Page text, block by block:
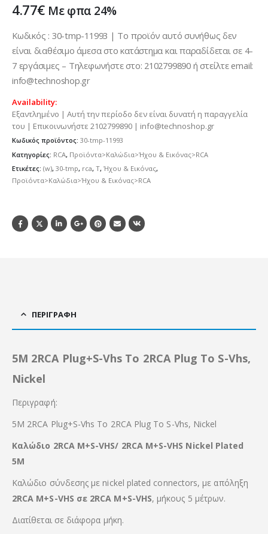
4.77€ Με φπα 24%
Κωδικός : 30-tmp-11993 | Το προϊόν αυτό συνήθως δεν
είναι διαθέσιμο άμεσα στο κατάστημα και παραδίδεται σε 4-
7 εργάσιμες – Τηλεφωνήστε στο: 2102799890 ή στείλτε email:
info@technoshop.gr
Availability:
Εξαντλημένο | Αυτή την περίοδο δεν είναι δυνατή η παραγγελία
του | Επικοινωνήστε 2102799890 | info@technoshop.gr
Κωδικός προϊόντος: 30-tmp-11993
Κατηγορίες: RCA, Προϊόντα>Καλώδια>Ήχου & Εικόνας>RCA
Ετικέτες: (w), 30-tmp, rca, T, Ήχου & Εικόνας,
Προϊόντα>Καλώδια>Ήχου & Εικόνας>RCA
ΠΕΡΙΓΡΑΦΉ
5M 2RCA Plug+S-Vhs To 2RCA Plug To S-Vhs,
Nickel
Περιγραφή:
5M 2RCA Plug+S-Vhs To 2RCA Plug To S-Vhs, Nickel
Καλώδιο 2RCA M+S-VHS/ 2RCA M+S-VHS Nickel Plated
5Μ
Καλώδιο σύνδεσης με nickel plated connectors, με απόληξη
2RCA M+S-VHS σε 2RCA M+S-VHS, μήκους 5 μέτρων.
Διατίθεται σε διάφορα μήκη.